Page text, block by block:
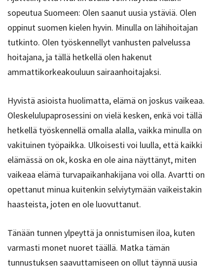
sopeutua Suomeen: Olen saanut uusia ystäviä. Olen
oppinut suomen kielen hyvin. Minulla on lähihoitajan
tutkinto. Olen työskennellyt vanhusten palvelussa
hoitajana, ja tällä hetkellä olen hakenut
ammattikorkeakouluun sairaanhoitajaksi.
Hyvistä asioista huolimatta, elämä on joskus vaikeaa.
Oleskelulupaprosessini on vielä kesken, enkä voi tällä
hetkellä työskennellä omalla alalla, vaikka minulla on
vakituinen työpaikka. Ulkoisesti voi luulla, että kaikki
elämässä on ok, koska en ole aina näyttänyt, miten
vaikeaa elämä turvapaikanhakijana voi olla. Avartti on
opettanut minua kuitenkin selviytymään vaikeistakin
haasteista, joten en ole luovuttanut.
Tänään tunnen ylpeyttä ja onnistumisen iloa, kuten
varmasti monet nuoret täällä. Matka tämän
tunnustuksen saavuttamiseen on ollut täynnä uusia